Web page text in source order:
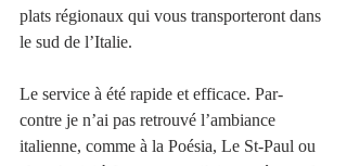
plats régionaux qui vous transporteront dans
le sud de l’Italie.
Le service à été rapide et efficace. Par-
contre je n’ai pas retrouvé l’ambiance
italienne, comme à la Poésia, Le St-Paul ou